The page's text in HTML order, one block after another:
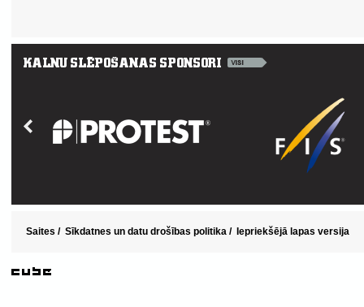
Saites / Sīkdatnes un datu drošības politika / Iepriekšējā lapas versija